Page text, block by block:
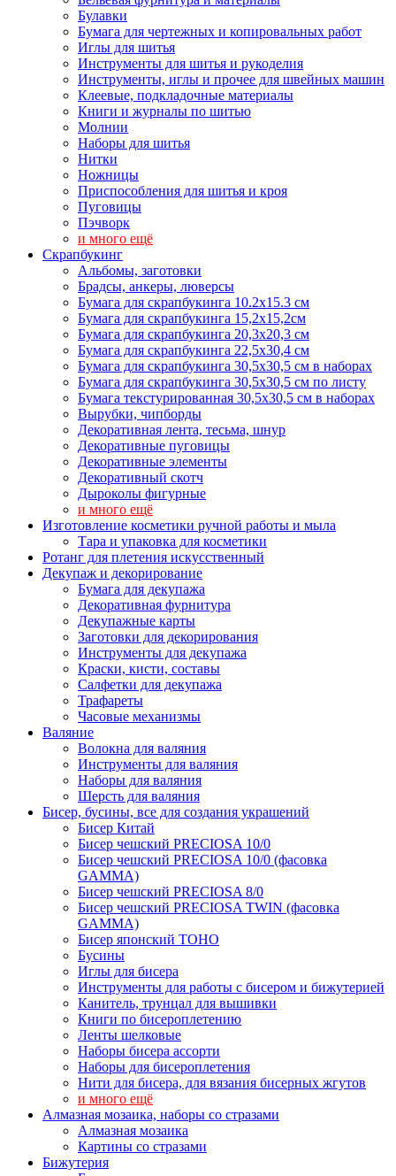
Булавки
Бумага для чертежных и копировальных работ
Иглы для шитья
Инструменты для шитья и рукоделия
Инструменты, иглы и прочее для швейных машин
Клеевые, подкладочные материалы
Книги и журналы по шитью
Молнии
Наборы для шитья
Нитки
Ножницы
Приспособления для шитья и кроя
Пуговицы
Пэчворк
и много ещё
Скрапбукинг
Альбомы, заготовки
Брадсы, анкеры, люверсы
Бумага для скрапбукинга 10.2х15.3 см
Бумага для скрапбукинга 15,2х15,2см
Бумага для скрапбукинга 20,3х20,3 см
Бумага для скрапбукинга 22,5х30,4 см
Бумага для скрапбукинга 30,5х30,5 см в наборах
Бумага для скрапбукинга 30,5х30,5 см по листу
Бумага текстурированная 30,5х30,5 см в наборах
Вырубки, чипборды
Декоративная лента, тесьма, шнур
Декоративные пуговицы
Декоративные элементы
Декоративный скотч
Дыроколы фигурные
и много ещё
Изготовление косметики ручной работы и мыла
Тара и упаковка для косметики
Ротанг для плетения искусственный
Декупаж и декорирование
Бумага для декупажа
Декоративная фурнитура
Декупажные карты
Заготовки для декорирования
Инструменты для декупажа
Краски, кисти, составы
Салфетки для декупажа
Трафареты
Часовые механизмы
Валяние
Волокна для валяния
Инструменты для валяния
Наборы для валяния
Шерсть для валяния
Бисер, бусины, все для создания украшений
Бисер Китай
Бисер чешский PRECIOSA 10/0
Бисер чешский PRECIOSA 10/0 (фасовка
GAMMA)
Бисер чешский PRECIOSA 8/0
Бисер чешский PRECIOSA TWIN (фасовка
GAMMA)
Бисер японский TOHO
Бусины
Иглы для бисера
Инструменты для работы с бисером и бижутерией
Канитель, трунцал для вышивки
Книги по бисероплетению
Ленты шелковые
Наборы бисера ассорти
Наборы для бисероплетения
Нити для бисера, для вязания бисерных жгутов
и много ещё
Алмазная мозаика, наборы со стразами
Алмазная мозаика
Картины co стразами
Бижутерия